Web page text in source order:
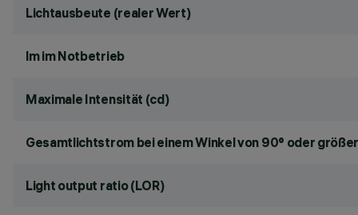
Lichtausbeute (realer Wert)
lm im Notbetrieb
Maximale Intensität (cd)
Gesamtlichtstrom bei einem Winkel von 90° oder
Light output ratio (LOR)